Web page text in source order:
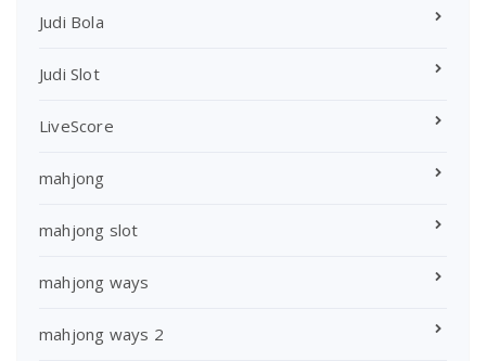
Judi Bola
Judi Slot
LiveScore
mahjong
mahjong slot
mahjong ways
mahjong ways 2